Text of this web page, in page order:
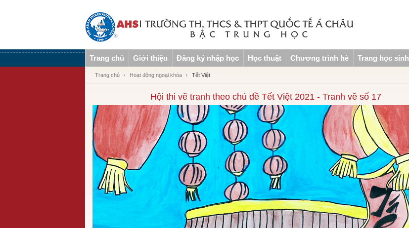
Trang chủ Giới thiệu Đăng ký nhập học Học thuật Chương trình hè Trang học sinh
Trang chủ Hoạt động ngoại khóa Tết Việt
Hội thi vẽ tranh theo chủ đề Tết Việt 2021 - Tranh vẽ số 17